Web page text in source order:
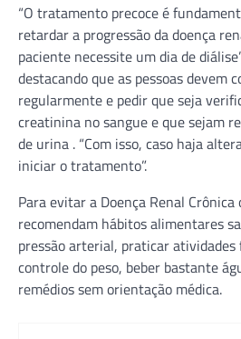
“O tratamento precoce é
retardar a progressão da doença
paciente necessite um dia de
destacando que as pessoas devem
regularmente e pedir que seja
creatinina no sangue e que sejam
de urina . “Com isso, caso haja
iniciar o tratamento”.
Para evitar a Doença Renal Crônica
recomendam hábitos alimentares
pressão arterial, praticar atividades
controle do peso, beber bastante
remédios sem orientação médica.